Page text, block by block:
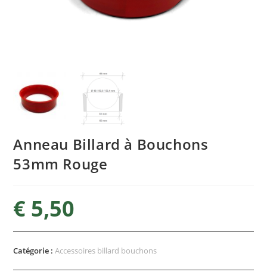
Anneau Billard à Bouchons
53mm Rouge
€ 5,50
Catégorie :Accessoires billard bouchons